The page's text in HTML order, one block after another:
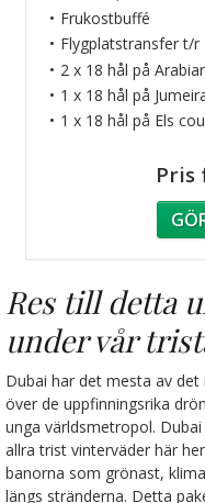
Frukostbuffé
Flygplatstransfer t/r
2 x 18 hål på
1 x 18 hål på
1 x 18 hål på Els
Pris
Res till detta
under vår
Dubai har det mesta av
över de uppfinningsrika
unga världsmetropol.
allra trist vinterväder här
banorna som grönast,
längs stränderna. Detta